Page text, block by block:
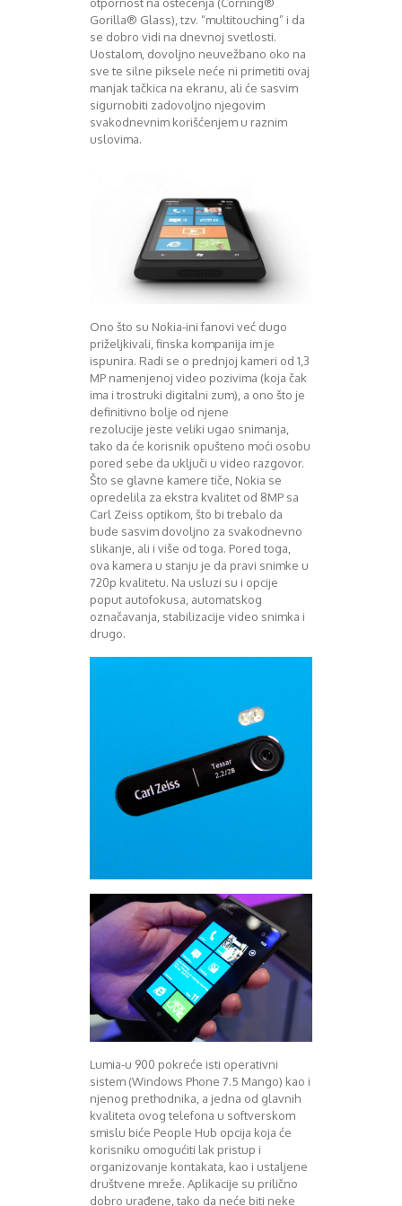
August 2016
Septembar 2016
Oktobar 2016
Novembar 2016
Decembar 2016
Februar 2017
Novembar 2017
Februar 2018
Maj 2018
Juni 2018
Juli 2018
August 2018
Oktobar 2018
Novembar 2018
Decembar 2018
Februar 2019
Juni 2019
Februar 2020
April 2020
otpornost na oštećenja (Corning®
Gorilla® Glass), tzv. “multitouching” i da
se dobro vidi na dnevnoj svetlosti.
Uostalom, dovoljno neuvežbano oko na
sve te silne piksele neće ni primetiti ovaj
manjak tačkica na ekranu, ali će sasvim
sigurnobiti zadovoljno njegovim
svakodnevnim korišćenjem u raznim
uslovima.
Ono što su Nokia-ini fanovi već dugo
priželjkivali, finska kompanija im je
ispunira. Radi se o prednjoj kameri od 1,3
MP namenjenoj video pozivima (koja čak
ima i trostruki digitalni zum), a ono što je
definitivno bolje od njene
rezolucije jeste veliki ugao snimanja,
tako da će korisnik opušteno moći osobu
pored sebe da uključi u video razgovor.
Što se glavne kamere tiče, Nokia se
opredelila za ekstra kvalitet od 8MP sa
Carl Zeiss optikom, što bi trebalo da
bude sasvim dovoljno za svakodnevno
slikanje, ali i više od toga. Pored toga,
ova kamera u stanju je da pravi snimke u
720p kvalitetu. Na usluzi su i opcije
poput autofokusa, automatskog
označavanja, stabilizacije video snimka i
drugo.
Lumia-u 900 pokreće isti operativni
sistem (Windows Phone 7.5 Mango) kao i
njenog prethodnika, a jedna od glavnih
kvaliteta ovog telefona u softverskom
smislu biće People Hub opcija koja će
korisniku omogućiti lak pristup i
organizovanje kontakata, kao i ustaljene
društvene mreže. Aplikacije su prilično
dobro urađene, tako da neće biti neke